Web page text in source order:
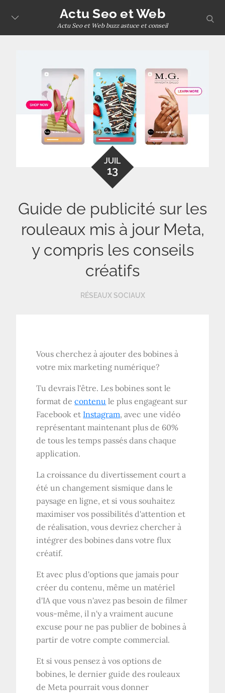
content
Actu Seo et Web
Actu Seo et Web buzz astuce et conseil
JUIL
13
Guide de publicité sur les
rouleaux mis à jour Meta,
y compris les conseils
créatifs
RÉSEAUX SOCIAUX
Vous cherchez à ajouter des bobines à
votre mix marketing numérique?
Tu devrais l'être. Les bobines sont le
format decontenu le plus engageant sur
Facebook et Instagram, avec une vidéo
représentant maintenant plus de 60%
de tous les temps passés dans chaque
application.
La croissance du divertissement court a
été un changement sismique dans le
paysage en ligne, et si vous souhaitez
maximiser vos possibilités d'attention et
de réalisation, vous devriez chercher à
intégrer des bobines dans votre flux
créatif.
Et avec plus d'options que jamais pour
créer du contenu, même un matériel
d'IA que vous n'avez pas besoin de filmer
vous-même, il n'y a vraiment aucune
excuse pour ne pas publier de bobines à
partir de votre compte commercial.
Et si vous pensez à vos options de
bobines, le dernier guide des rouleaux
de Meta pourrait vous donner